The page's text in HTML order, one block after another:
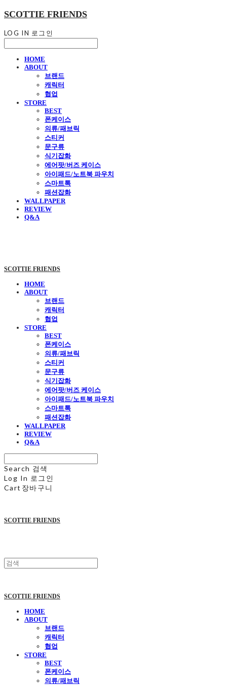
SCOTTIE FRIENDS
LOG IN 로그인
HOME
ABOUT
브랜드
캐릭터
협업
STORE
BEST
폰케이스
의류/패브릭
스티커
문구류
식기잡화
에어팟/버즈 케이스
아이패드/노트북 파우치
스마트톡
패션잡화
WALLPAPER
REVIEW
Q&A
SCOTTIE FRIENDS
HOME
ABOUT
브랜드
캐릭터
협업
STORE
BEST
폰케이스
의류/패브릭
스티커
문구류
식기잡화
에어팟/버즈 케이스
아이패드/노트북 파우치
스마트톡
패션잡화
WALLPAPER
REVIEW
Q&A
Search 검색
Log In 로그인
Cart 장바구니
SCOTTIE FRIENDS
SCOTTIE FRIENDS
HOME
ABOUT
브랜드
캐릭터
협업
STORE
BEST
폰케이스
의류/패브릭